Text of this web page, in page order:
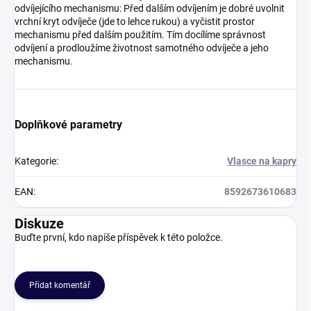
odvíjejícího mechanismu: Před dalším odvíjením je dobré uvolnit
vrchní kryt odvíječe (jde to lehce rukou) a vyčistit prostor
mechanismu před dalším použitím. Tím docílíme správnost
odvíjení a prodloužíme životnost samotného odvíječe a jeho
mechanismu.
Doplňkové parametry
Kategorie: Vlasce na kapry
EAN: 8592673610683
Diskuze
Buďte první, kdo napíše příspěvek k této položce.
Přidat komentář